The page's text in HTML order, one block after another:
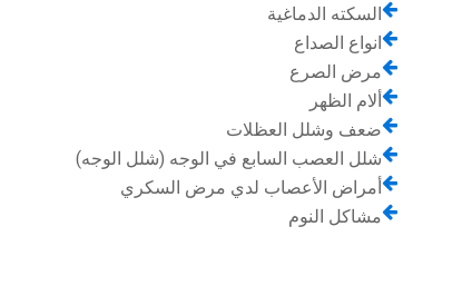
السكته الدماغية
انواع الصداع
مرض الصرع
ألام الظهر
ضعف وشلل العظلات
شلل العصب السابع في الوجه (شلل الوجه)
أمراض الأعصاب لدي مرض السكري
مشاكل النوم